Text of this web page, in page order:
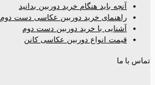
آنچه باید هنگام خرید دوربین بدانید
راهنمای خرید دوربین عکاسی دست دوم
آشنایی با خرید دوربین دست دوم
قیمت انواع دوربین عکاسی کانن
تماس با ما